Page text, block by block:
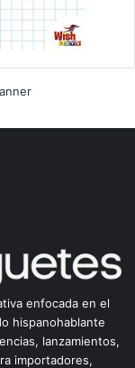
enfocada en el
hispanohablante
lanzamientos,
importadores,